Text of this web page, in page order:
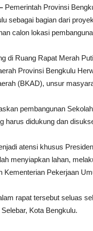
Pemerintah Provinsi
sebagai bagian dari
calon lokasi
di Ruang Rapat Merah
Provinsi Bengkulu
(BKAD), unsur
pembangunan
harus didukung dan
atensi khusus
menyiapkan lahan,
Kementerian Pekerjaan
rapat tersebut seluas
Kota Bengkulu.